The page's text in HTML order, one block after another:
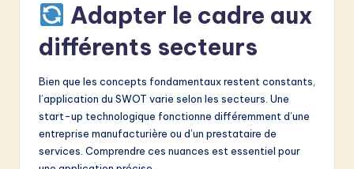
Adapter le cadre aux
différents secteurs
Bien que les concepts fondamentaux restent constants,
l’application du SWOT varie selon les secteurs. Une
start-up technologique fonctionne différemment d’une
entreprise manufacturière ou d’un prestataire de
services. Comprendre ces nuances est essentiel pour